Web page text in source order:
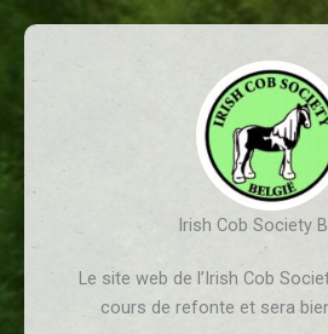
Irish Cob Society
Le site web de l’Irish Cob
cours de refonte et sera